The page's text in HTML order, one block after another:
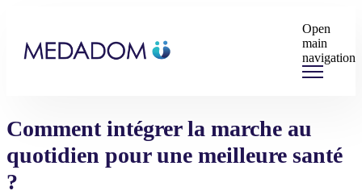
Open
main
navigation
Comment intégrer la marche au
quotidien pour une meilleure santé
?